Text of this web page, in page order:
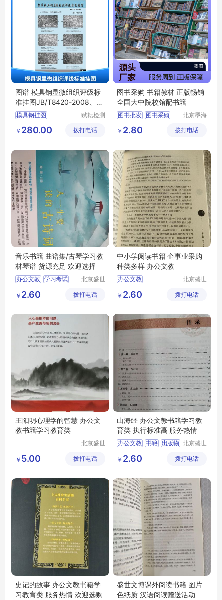
图谱 模具钢显微组织评级标
准挂图JB/T8420-2008、J
B/T7713-2007
模具钢挂图
模具钢金相挂图
2007
赋耘检测
海)有限
￥ 280.00 拨打电话
图书采购 书籍教材 正版畅销
全国大中院校馆配书籍
图书批发 图书采购
图书馆用书批发
北京墨海
有限公司
￥ 2.80 拨打电话
音乐书籍 曲谱集/古琴学习教
材琴谱 货源充足 欢迎选择
办公文教 学习考试
北京盛世
传播中心
￥ 2.60 拨打电话
中小学阅读书籍 企事业采购
种类多样 办公文教
办公文教
北京盛世
传播中心
￥ 2.60 拨打电话
王阳明心理学的智慧 办公文
教书籍学习教育类
北京盛世
传播中心
￥ 5.00 拨打电话
山海经 办公文教书籍学习教
育类 执行标准高 服务热情
办公文教 书籍 出版物 北京盛世
传播中心
￥ 2.60 拨打电话
史记的故事 办公文教书籍学
习教育类 服务热情 欢迎选购
盛世文博课外阅读书籍 图片
色纸质 汉语阅读赠送活动